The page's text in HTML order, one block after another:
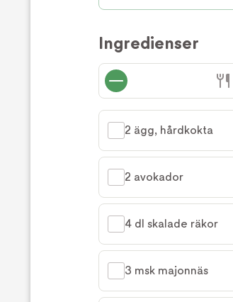
Ingredienser
2 ägg, hårdkokta
2 avokador
4 dl skalade räkor
3 msk majonnäs